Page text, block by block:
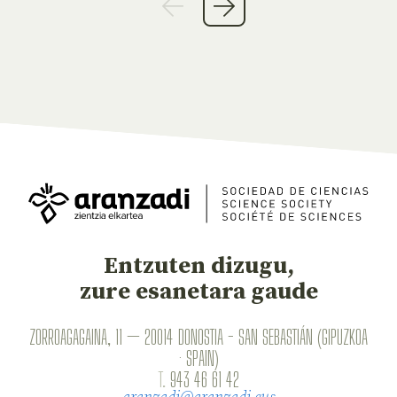
Entzuten dizugu,
zure esanetara gaude
ZORROAGAGAINA, 11 — 20014 DONOSTIA - SAN SEBASTIÁN (GIPUZKOA
· SPAIN)
T. 943 46 61 42